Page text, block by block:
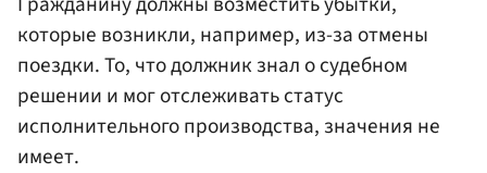
которые возникли, например, из-за отмены
поездки. То, что должник знал о судебном
решении и мог отслеживать статус
исполнительного производства, значения не
имеет.